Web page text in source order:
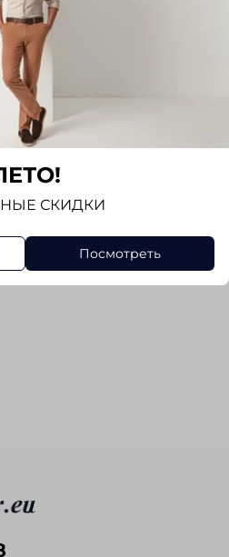
Трикотаж
Аксессуары
СКИДКИ
Посмотреть